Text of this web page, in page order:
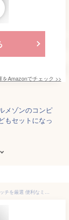
をAmazonでチェック >>
メゾンのコンピ
もセットになっ
ミシン ミシン 初心者向け 人気 日本製 多種類のステッチを厳選 便利なミシ 小さなミシン コンパクトミシン コンピューターミシン 速度調整可能 電子ミシン 兄弟ミシン 刺繍ミシン 速度調整可能 持ち運びが容易 28*12*24cm (ピンク)